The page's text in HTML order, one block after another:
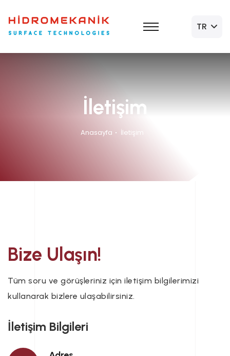
TR
İletişim
Anasayfa İletişim
Bize Ulaşın!
Tüm soru ve görüşleriniz için iletişim bilgilerimizi
kullanarak bizlere ulaşabilirsiniz.
İletişim Bilgileri